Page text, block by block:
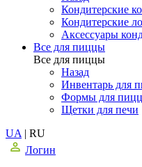
Кондитерские
Кондитерские
Аксессуары
Все для пиццы
Все для пиццы
Назад
Инвентарь для
Формы для
Щетки для печи
UA | RU
Логин